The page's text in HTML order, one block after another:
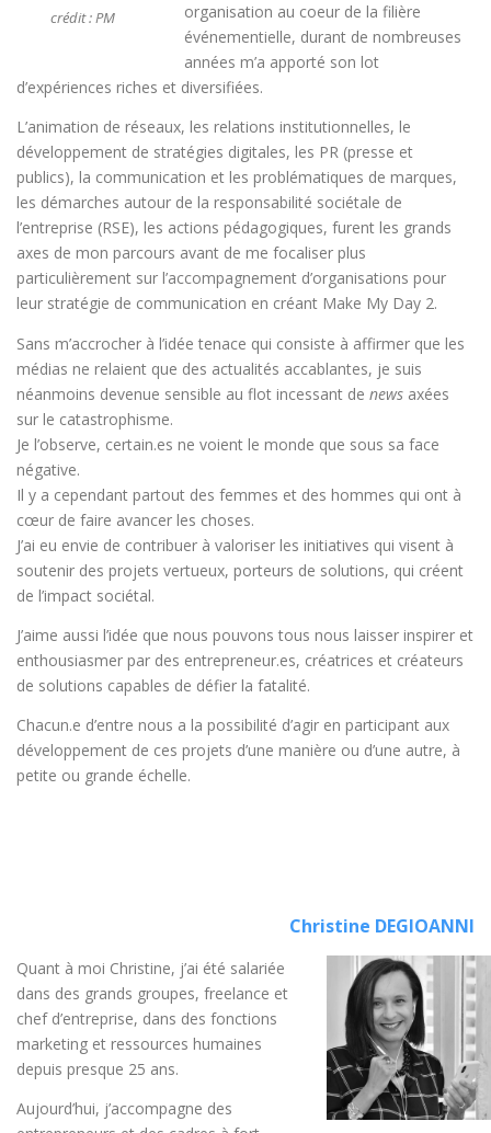
crédit : PM
organisation au coeur de la filière
événementielle, durant de nombreuses
années m’a apporté son lot
d’expériences riches et diversifiées.
L’animation de réseaux, les relations institutionnelles, le
développement de stratégies digitales, les PR (presse et
publics), la communication et les problématiques de marques,
les démarches autour de la responsabilité sociétale de
l’entreprise (RSE), les actions pédagogiques, furent les grands
axes de mon parcours avant de me focaliser plus
particulièrement sur l’accompagnement d’organisations pour
leur stratégie de communication en créant Make My Day 2.
Sans m’accrocher à l’idée tenace qui consiste à affirmer que les
médias ne relaient que des actualités accablantes, je suis
néanmoins devenue sensible au flot incessant de news axées
sur le catastrophisme.
Je l’observe, certain.es ne voient le monde que sous sa face
négative.
Il y a cependant partout des femmes et des hommes qui ont à
cœur de faire avancer les choses.
J’ai eu envie de contribuer à valoriser les initiatives qui visent à
soutenir des projets vertueux, porteurs de solutions, qui créent
de l’impact sociétal.
J’aime aussi l’idée que nous pouvons tous nous laisser inspirer et
enthousiasmer par des entrepreneur.es, créatrices et créateurs
de solutions capables de défier la fatalité.
Chacun.e d’entre nous a la possibilité d’agir en participant aux
développement de ces projets d’une manière ou d’une autre, à
petite ou grande échelle.
Christine DEGIOANNI
Quant à moi Christine, j’ai été salariée
dans des grands groupes, freelance et
chef d’entreprise, dans des fonctions
marketing et ressources humaines
depuis presque 25 ans.
Aujourd’hui, j’accompagne des